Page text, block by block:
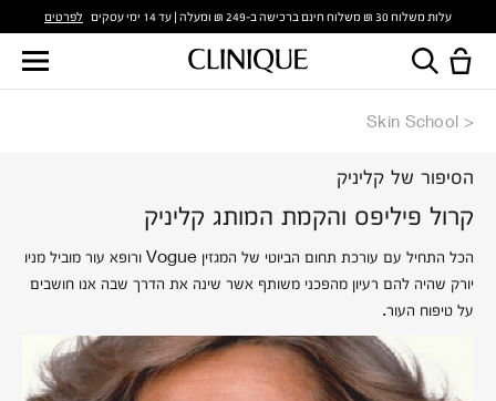
עלות משלוח 30 ₪ משלוח חינם ברכישה ב-249 ₪ ומעלה | עד 14 ימי עסקים לפרטים
Skin School
הסיפור של קליניק
קרול פיליפס והקמת המותג קליניק
הכל התחיל עם עורכת תחום הביוטי של המגזין Vogue ורופא עור מוביל מניו
יורק שהיה להם רעיון מהפכני משותף אשר שינה את הדרך שבה אנו חושבים
על טיפוח העור.